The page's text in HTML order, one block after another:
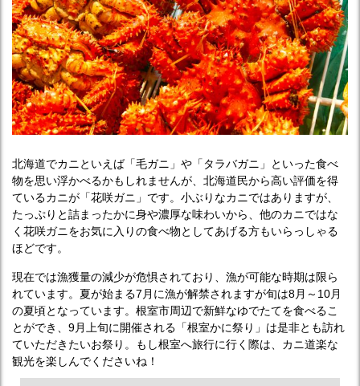
北海道でカニといえば「毛ガニ」や「タラバガニ」といった食べ
物を思い浮かべるかもしれませんが、北海道民から高い評価を得
ているカニが「花咲ガニ」です。小ぶりなカニではありますが、
たっぷりと詰まったかに身や濃厚な味わいから、他のカニではな
く花咲ガニをお気に入りの食べ物としてあげる方もいらっしゃる
ほどです。
現在では漁獲量の減少が危惧されており、漁が可能な時期は限ら
れています。夏が始まる7月に漁が解禁されますが旬は8月～10月
の夏頃となっています。根室市周辺で新鮮なゆでたてを食べるこ
とができ、9月上旬に開催される「根室かに祭り」は是非とも訪れ
ていただきたいお祭り。もし根室へ旅行に行く際は、カニ道楽な
観光を楽しんでくださいね！